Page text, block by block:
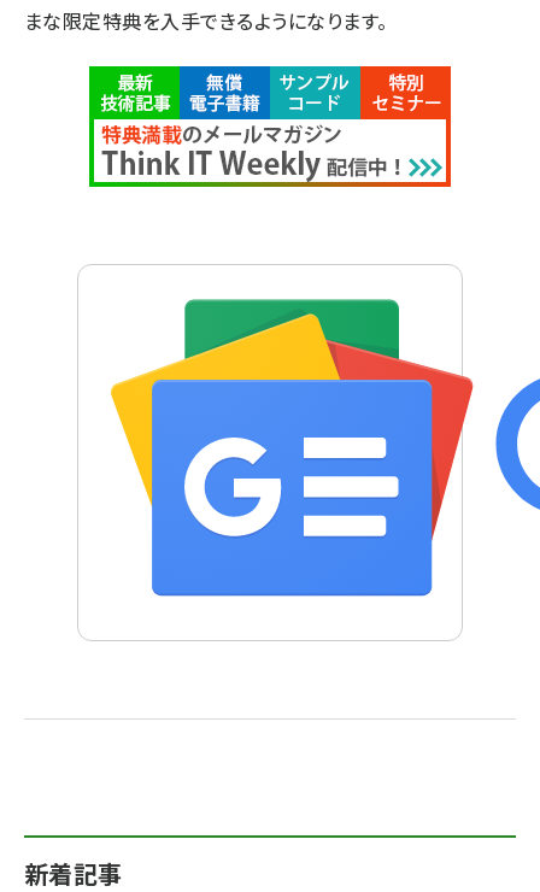
まな限定特典を入手できるようになります。
新着記事